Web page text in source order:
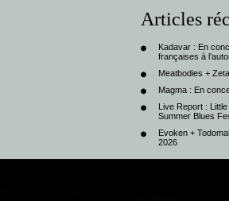
Articles
Kadavar : En
françaises à
Meatbodies +
Magma : En
Live Report :
Summer Blues
Evoken +
2026